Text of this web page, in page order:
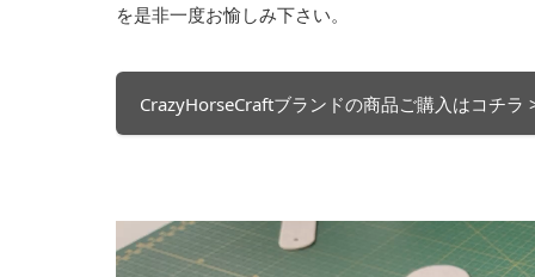
を是非一度お愉しみ下さい。
CrazyHorseCraftブランドの商品ご購入はコチラ
動
画
プ